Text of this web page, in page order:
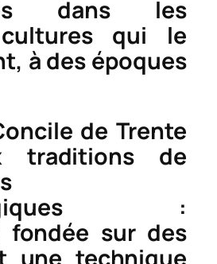
dans les
qui le
à des époques
de Trente
traditions de
:
fondée sur des
une technique